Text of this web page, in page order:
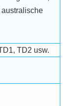
TD2 usw.